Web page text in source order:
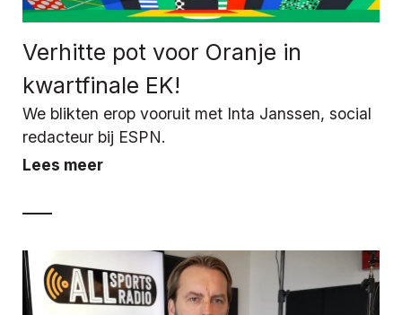
Verhitte pot voor Oranje in
kwartfinale EK!
We blikten erop vooruit met Inta Janssen, social
redacteur bij ESPN.
Lees meer